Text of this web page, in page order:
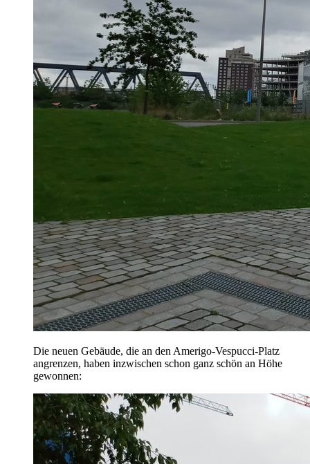
Die neuen Gebäude, die an den Amerigo-Vespucci-Platz
angrenzen, haben inzwischen schon ganz schön an Höhe
gewonnen: